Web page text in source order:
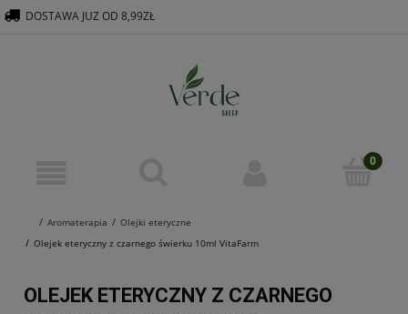
Aromaterapia
Olejki eteryczne
Olejek eteryczny z czarnego świerku 10ml VitaFarm
DOSTAWA JUZ OD 8,99ZŁ
OLEJEK ETERYCZNY Z CZARNEGO